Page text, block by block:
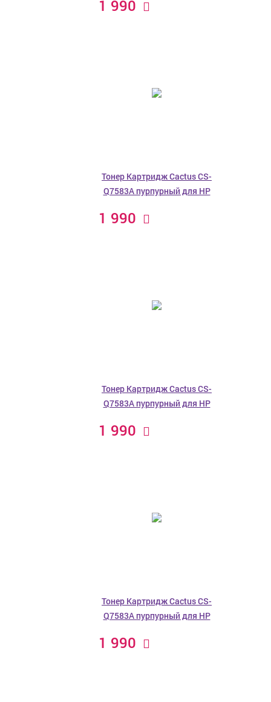
1 990
Тонер Картридж Cactus CS-
Q7583A пурпурный для HP
1 990
Тонер Картридж Cactus CS-
Q7583A пурпурный для HP
1 990
Тонер Картридж Cactus CS-
Q7583A пурпурный для HP
1 990